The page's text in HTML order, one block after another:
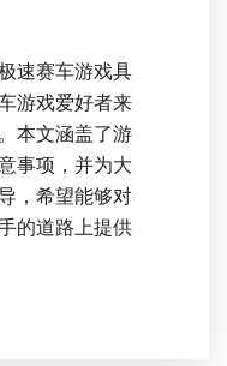
速赛车游戏具
游戏爱好者来
本文涵盖了游
事项，并为大
，希望能够对
的道路上提供